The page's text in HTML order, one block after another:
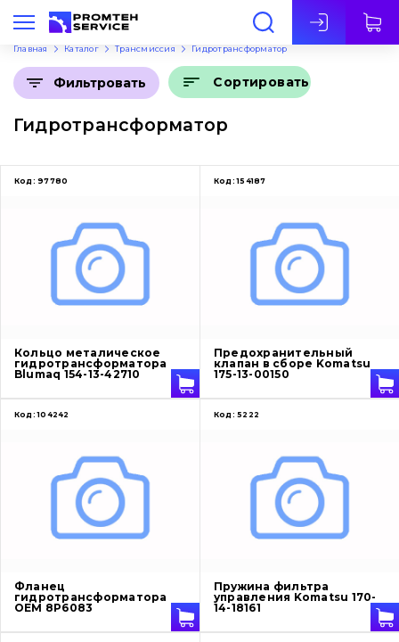
Рус
Главная Каталог Трансмиссия Гидротрансформатор
Гидротрансформатор
Фильтровать Сортировать
Код: 97780
Кольцо металическое
гидротрансформатора
Blumaq 154-13-42710
Код: 154187
Предохранительный
клапан в сборе Komatsu
175-13-00150
Код: 104242
Фланец
гидротрансформатора
OEM 8P6083
Код: 5222
Пружина фильтра
управления Komatsu 170-
14-18161